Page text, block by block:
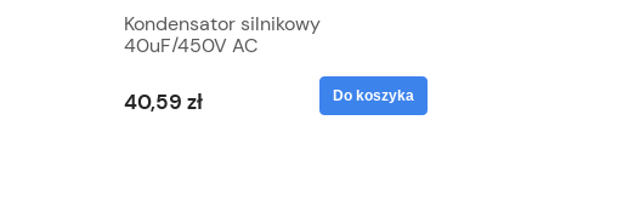
Kondensator silnikowy
40uF/450V AC
40,59 zł Do koszyka